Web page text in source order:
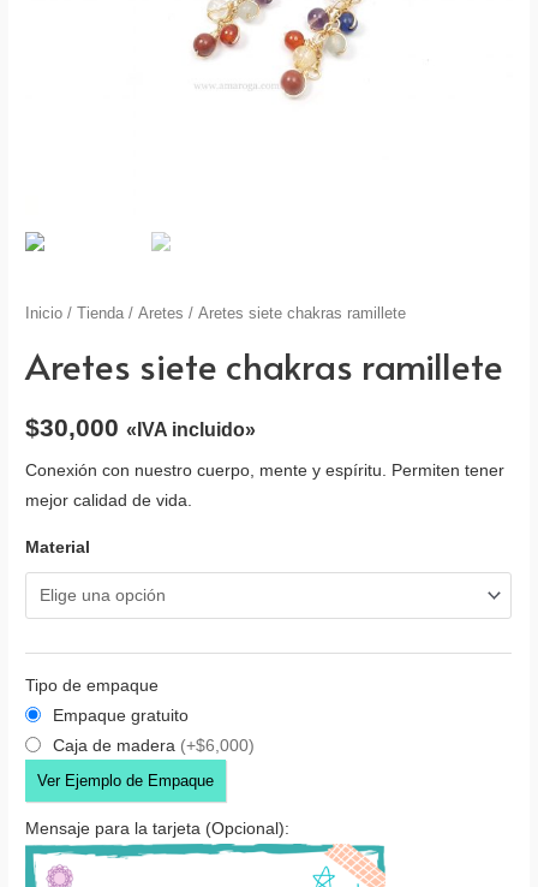
Inicio / Tienda /Aretes / Aretes siete chakras ramillete
Aretes siete chakras ramillete
$30,000 «IVA incluido»
Conexión con nuestro cuerpo, mente y espíritu. Permiten tener
mejor calidad de vida.
Material
Tipo de empaque
Empaque gratuito
Caja de madera (+$6,000)
Ver Ejemplo de Empaque
Mensaje para la tarjeta (Opcional):